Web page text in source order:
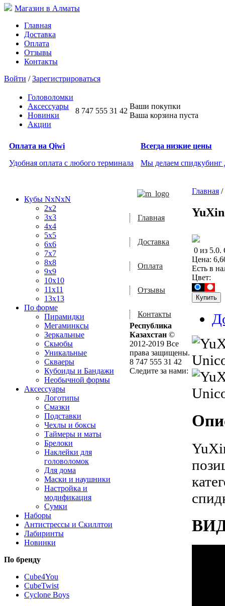
Магазин в Алматы
Главная
Доставка
Оплата
Отзывы
Контакты
Войти /Зарегистрироваться
Головоломки
Аксессуары
Новинки
Акции
8 747 555 31 42
Ваши покупки
Ваша корзина пуста
Оплата на Qiwi
Удобная оплата с любого терминала
Всегда низкие цены
Мы делаем спидкубинг
Кубы NxNxN
2x2
3x3
4x4
5x5
6x6
7x7
8x8
9x9
10x10
11x11
13x13
По форме
Пирамидки
Мегаминксы
Зеркальные
Скьюбы
Уникальные
Скваеры
Кубоиды и Бандажи
Необычной формы
Аксессуары
Логотипы
Смазки
Подставки
Чехлы и боксы
Таймеры и маты
Брелоки
Наклейки для
головоломок
Для дома
Маски и наушники
Настройка и
модификация
Сумки
Наборы
Антистрессы и Скиллтои
Лабиринты
Новинки
По бренду
Cube4You
CubeTwist
Cyclone Boys
Главная /
0 из 5.0.
Цена:
Есть в
Цвет:
Главная
Доставка
Оплата
Отзывы
Контакты
Республика
Казахстан ©
2012-2019 Все
права защищены.
8 747 555 31 42
Следите за нами: